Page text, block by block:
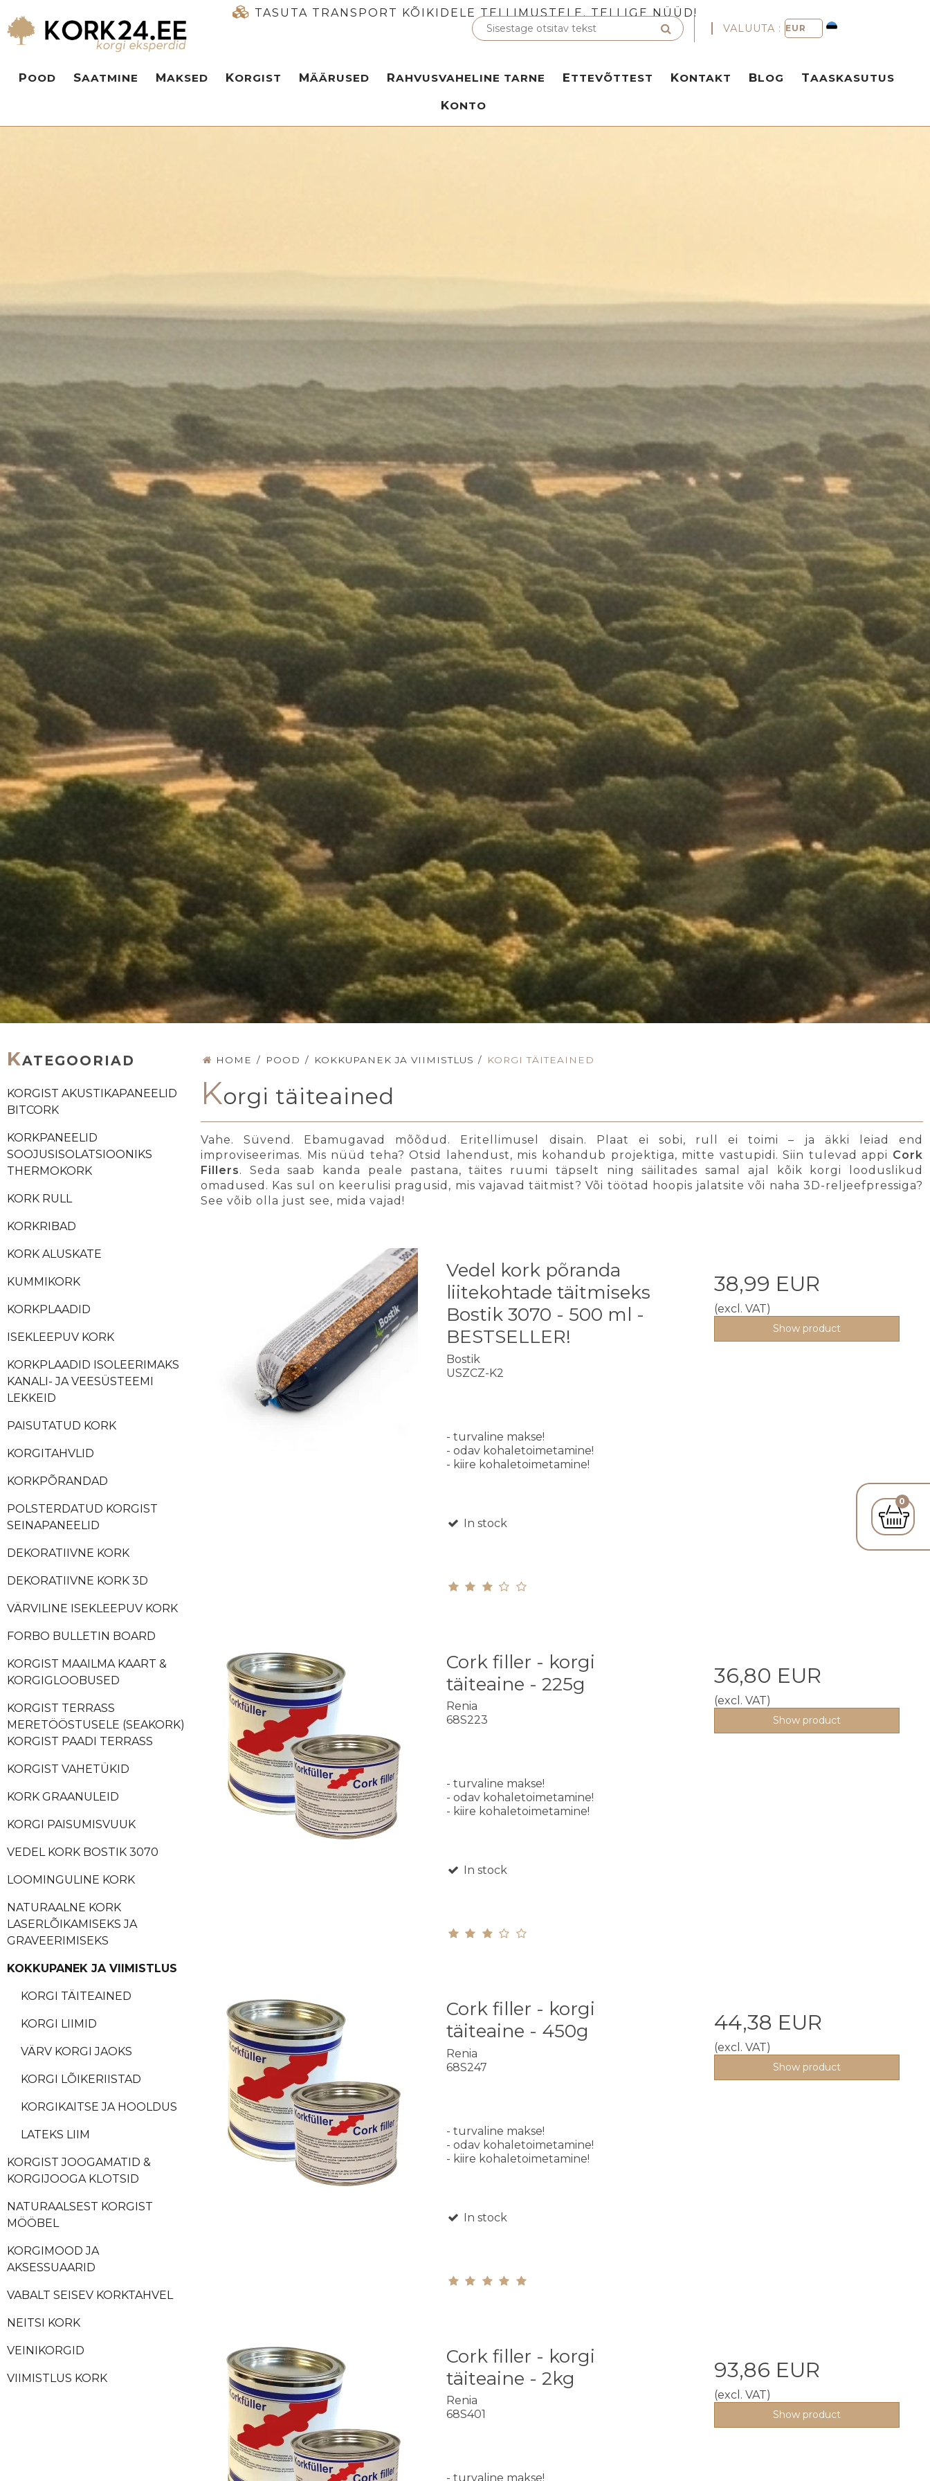
TASUTA TRANSPORT KÕIKIDELE TELLIMUSTELE. TELLIGE NÜÜD!
0
VALUUTA :
POOD SAATMINE MAKSED KORGIST MÄÄRUSED RAHVUSVAHELINE TARNE ETTEVÕTTEST KONTAKT BLOG TAASKASUTUS
KONTO
KATEGOORIAD
KORGIST AKUSTIKAPANEELID
BITCORK
KORKPANEELID
SOOJUSISOLATSIOONIKS
THERMOKORK
KORK RULL
KORKRIBAD
KORK ALUSKATE
KUMMIKORK
KORKPLAADID
ISEKLEEPUV KORK
KORKPLAADID ISOLEERIMAKS
KANALI- JA VEESÜSTEEMI
LEKKEID
PAISUTATUD KORK
KORGITAHVLID
KORKPÕRANDAD
POLSTERDATUD KORGIST
SEINAPANEELID
DEKORATIIVNE KORK
DEKORATIIVNE KORK 3D
VÄRVILINE ISEKLEEPUV KORK
FORBO BULLETIN BOARD
KORGIST MAAILMA KAART &
KORGIGLOOBUSED
KORGIST TERRASS
MERETÖÖSTUSELE (SEAKORK)
KORGIST PAADI TERRASS
KORGIST VAHETÜKID
KORK GRAANULEID
KORGI PAISUMISVUUK
VEDEL KORK BOSTIK 3070
LOOMINGULINE KORK
NATURAALNE KORK
LASERLÕIKAMISEKS JA
GRAVEERIMISEKS
KOKKUPANEK JA VIIMISTLUS
KORGI TÄITEAINED
KORGI LIIMID
VÄRV KORGI JAOKS
KORGI LÕIKERIISTAD
KORGIKAITSE JA HOOLDUS
LATEKS LIIM
KORGIST JOOGAMATID &
KORGIJOOGA KLOTSID
NATURAALSEST KORGIST
MÖÖBEL
KORGIMOOD JA
AKSESSUAARID
VABALT SEISEV KORKTAHVEL
NEITSI KORK
VEINIKORGID
VIIMISTLUS KORK
HOME / POOD / KOKKUPANEK JA VIIMISTLUS / KORGI TÄITEAINED
Korgi täiteained
Vahe. Süvend. Ebamugavad mõõdud. Eritellimusel disain. Plaat ei sobi, rull ei toimi – ja äkki leiad end
improviseerimas. Mis nüüd teha? Otsid lahendust, mis kohandub projektiga, mitte vastupidi. Siin tulevad appi Cork
Fillers. Seda saab kanda peale pastana, täites ruumi täpselt ning säilitades samal ajal kõik korgi looduslikud
omadused. Kas sul on keerulisi pragusid, mis vajavad täitmist? Või töötad hoopis jalatsite või naha 3D-reljeefpressiga?
See võib olla just see, mida vajad!
Vedel kork põranda
liitekohtade täitmiseks
Bostik 3070 - 500 ml -
BESTSELLER!
Bostik
USZCZ-K2
- turvaline makse!
- odav kohaletoimetamine!
- kiire kohaletoimetamine!
In stock
38,99 EUR
(excl. VAT)
Show product
Cork filler - korgi
täiteaine - 225g
Renia
68S223
- turvaline makse!
- odav kohaletoimetamine!
- kiire kohaletoimetamine!
In stock
36,80 EUR
(excl. VAT)
Show product
Cork filler - korgi
täiteaine - 450g
Renia
68S247
- turvaline makse!
- odav kohaletoimetamine!
- kiire kohaletoimetamine!
In stock
44,38 EUR
(excl. VAT)
Show product
Cork filler - korgi
täiteaine - 2kg
Renia
68S401
- turvaline makse!
93,86 EUR
(excl. VAT)
Show product